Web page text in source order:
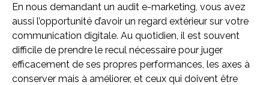
En nous demandant un audit e-marketing, vous avez
aussi l’opportunité d’avoir un regard extérieur sur votre
communication digitale. Au quotidien, il est souvent
difficile de prendre le recul nécessaire pour juger
efficacement de ses propres performances, les axes à
conserver mais à améliorer, et ceux qui doivent être